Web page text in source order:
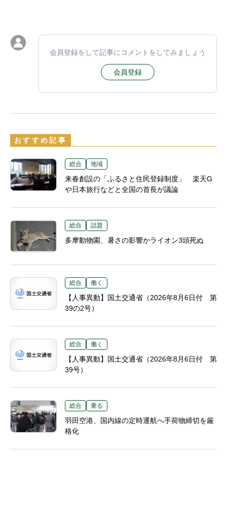
会員登録をして記事にコメントをしてみましょう
会員登録
おすすめ記事
総合 地域
来春創設の「ふるさと住民登録制度」 楽天G
や日本旅行などと全国の首長が議論
総合 話題
多摩動物園、暑さの影響かライオン3頭死ぬ
総合 働く
【人事異動】国土交通省（2026年8月6日付 第
39の2号）
総合 働く
【人事異動】国土交通省（2026年8月6日付 第
39号）
総合 乗る
羽田空港、国内線の定時運航へ手荷物締切を厳
格化